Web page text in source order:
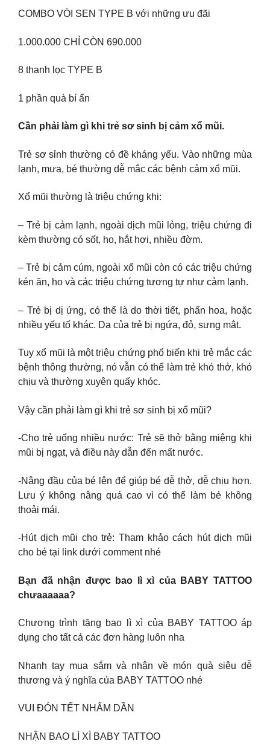
COMBO VÒI SEN TYPE B với những ưu đãi
1.000.000 CHỈ CÒN 690.000
8 thanh lọc TYPE B
1 phần quà bí ẩn
Cần phải làm gì khi trẻ sơ sinh bị cảm xổ mũi.
Trẻ sơ sỉnh thường có đề kháng yếu. Vào những mùa
lạnh, mưa, bé thường dễ mắc các bệnh cảm xổ mũi.
Xổ mũi thường là triệu chứng khi:
– Trẻ bị cảm lạnh, ngoài dịch mũi lỏng, triệu chứng đi
kèm thường có sốt, ho, hắt hơi, nhiều đờm.
– Trẻ bị cảm cúm, ngoài xổ mũi còn có các triệu chứng
kén ăn, ho và các triệu chứng tương tự như cảm lạnh.
– Trẻ bị dị ứng, có thể là do thời tiết, phấn hoa, hoặc
nhiều yếu tố khác. Da của trẻ bị ngứa, đỏ, sưng mắt.
Tuy xổ mũi là một triệu chứng phổ biến khi trẻ mắc các
bệnh thông thường, nó vẫn có thể làm trẻ khó thở, khó
chịu và thường xuyên quấy khóc.
Vậy cần phải làm gì khi trẻ sơ sinh bị xổ mũi?
-Cho trẻ uống nhiều nước: Trẻ sẽ thở bằng miệng khi
mũi bị ngạt, và điều này dẫn đến mất nước.
-Nâng đầu của bé lên để giúp bé dễ thở, dễ chịu hơn.
Lưu ý không nâng quá cao vì có thể làm bé không
thoải mái.
-Hút dịch mũi cho trẻ: Tham khảo cách hút dịch mũi
cho bé tại link dưới comment nhé
Bạn đã nhận được bao lì xì của BABY TATTOO
chưaaaaaa?
Chương trình tặng bao lì xì của BABY TATTOO áp
dụng cho tất cả các đơn hàng luôn nha
Nhanh tay mua sắm và nhận về món quà siêu dễ
thương và ý nghĩa của BABY TATTOO nhé
VUI ĐÓN TẾT NHÂM DẦN
NHẬN BAO LÌ XÌ BABY TATTOO